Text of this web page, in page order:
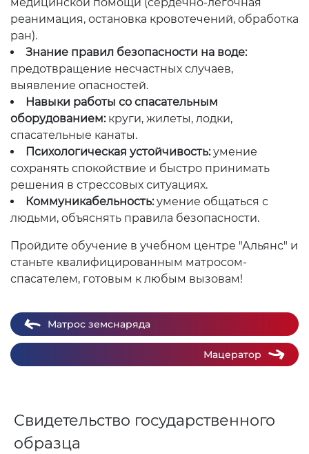
реанимация, остановка кровотечений, обработка
ран).
Знание правил безопасности на воде:
предотвращение несчастных случаев,
выявление опасностей.
Навыки работы со спасательным
оборудованием:круги, жилеты, лодки,
спасательные канаты.
Психологическая устойчивость:умение
сохранять спокойствие и быстро принимать
решения в стрессовых ситуациях.
Коммуникабельность:умение общаться с
людьми, объяснять правила безопасности.
Пройдите обучение в учебном центре "Альянс" и
станьте квалифицированным матросом-
спасателем, готовым к любым вызовам!
Матрос земснаряда
Мацератор
Свидетельство государственного
образца